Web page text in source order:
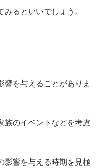
るといいでしょう。
響を与えることがありま
族のイベントなどを考慮
影響を与える時期を見極